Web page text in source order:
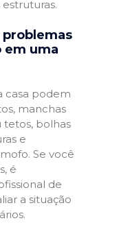
problemas
em uma
casa podem
manchas
tetos, bolhas
e
Se você
é
de
a situação